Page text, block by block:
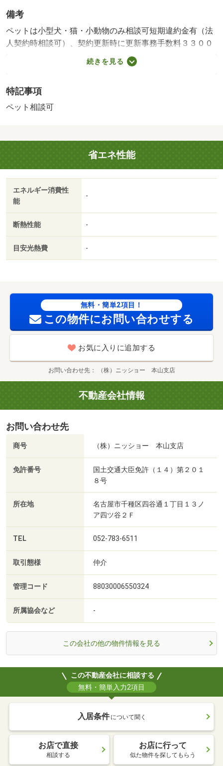
備考
ペットは小型犬・猫・小動物のみ相談可短期違約金有（法
人契約時相談可）、契約更新時に更新事務手数料３３００
０円、情報提供元：株式会社ニッショーコミュニケーショ
ンズ お問い合わせは物件番号７１００５８１Ｎにて・
額保証料総賃料の２％）・維持費等：町内費２５０円／
月・ケーブルテレビ料５５０円／月・駐輪場代３３０円／
間取りで使いやすい 充実した設備と共に優雅な暮らしを
しませんか/鍵交換料 35200円
続きを見る
特記事項
ペット相談可
省エネ性能
エネルギー消費性
能
-
断熱性能 -
目安光熱費 -
無料・簡単2項目！
この物件にお問い合わせする
お気に入りに追加する
お問い合わせ先 （株）ニッショー 本山支店
不動産会社情報
お問い合わせ先
商号 （株）ニッショー 本山支店
免許番号
国土交通大臣免許（１４）第２０１
８号
所在地
名古屋市千種区四谷通１丁目１３ノ
ア四ツ谷２Ｆ
TEL 052-783-6511
取引態様 仲介
管理コード 88030006550324
所属協会など -
この会社の他の物件情報を見る
この不動産会社に相談する
無料・簡単入力2項目
入居条件 について聞く
お店で直接
相談する
お店に行って
似た物件を探してもらう